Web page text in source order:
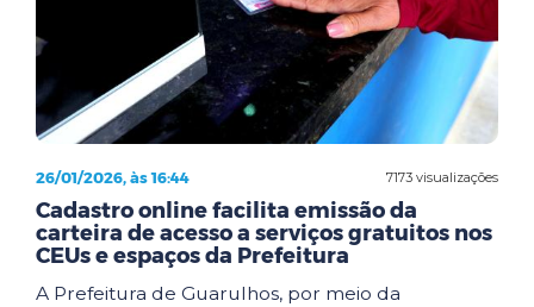
7173 visualizações
26/01/2026, às 16:44
Cadastro online facilita emissão da
carteira de acesso a serviços gratuitos nos
CEUs e espaços da Prefeitura
A Prefeitura de Guarulhos, por meio da